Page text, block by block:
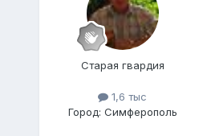
Старая гвардия
1,6 тыс
Город: Симферополь